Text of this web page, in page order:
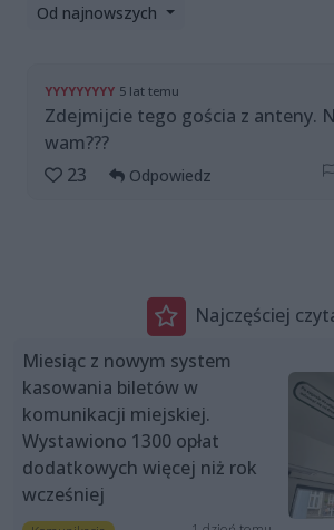
Od najnowszych
YYYYYYYYY 5 lat temu
Zdejmijcie tego gościa z anteny.
wam???
23
Odpowiedz
Najczęściej
Miesiąc z nowym system
kasowania biletów w
komunikacji miejskiej.
Wystawiono 1300 opłat
dodatkowych więcej niż rok
wcześniej